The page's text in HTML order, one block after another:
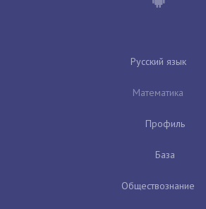
Русский язык
Математика
Профиль
База
Обществознание